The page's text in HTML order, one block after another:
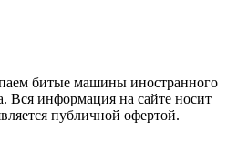
битые машины иностранного
Вся информация на сайте носит
публичной офертой.